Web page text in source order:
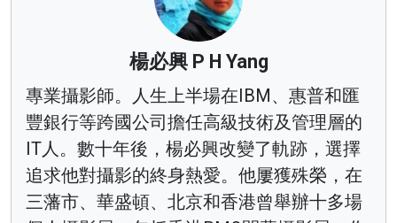
楊必興 P H Yang
專業攝影師。人生上半場在IBM、惠普和匯
豐銀行等跨國公司擔任高級技術及管理層的
IT人。數十年後，楊必興改變了軌跡，選擇
追求他對攝影的終身熱愛。他屢獲殊榮，在
三藩市、華盛頓、北京和香港曾舉辦十多場